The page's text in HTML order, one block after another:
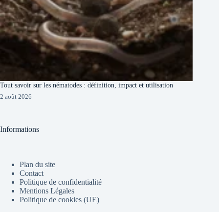
Tout savoir sur les nématodes : définition, impact et utilisation
2 août 2026
Informations
Plan du site
Contact
Politique de confidentialité
Mentions Légales
Politique de cookies (UE)